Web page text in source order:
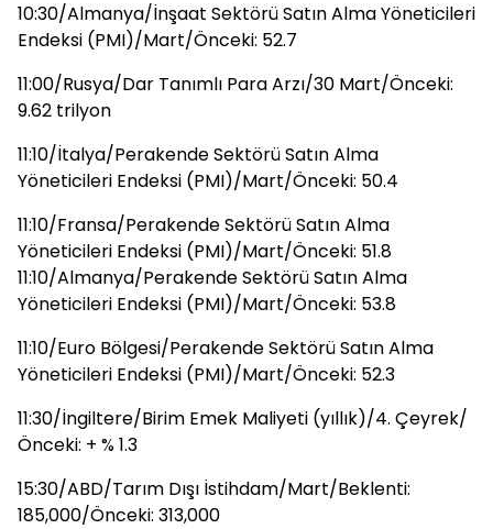
10:30/Almanya/İnşaat Sektörü Satın Alma Yöneticileri
Endeksi (PMI)/Mart/Önceki: 52.7
11:00/Rusya/Dar Tanımlı Para Arzı/30 Mart/Önceki:
9.62 trilyon
11:10/İtalya/Perakende Sektörü Satın Alma
Yöneticileri Endeksi (PMI)/Mart/Önceki: 50.4
11:10/Fransa/Perakende Sektörü Satın Alma
Yöneticileri Endeksi (PMI)/Mart/Önceki: 51.8
11:10/Almanya/Perakende Sektörü Satın Alma
Yöneticileri Endeksi (PMI)/Mart/Önceki: 53.8
11:10/Euro Bölgesi/Perakende Sektörü Satın Alma
Yöneticileri Endeksi (PMI)/Mart/Önceki: 52.3
11:30/İngiltere/Birim Emek Maliyeti (yıllık)/4. Çeyrek/
Önceki: + % 1.3
15:30/ABD/Tarım Dışı İstihdam/Mart/Beklenti:
185,000/Önceki: 313,000